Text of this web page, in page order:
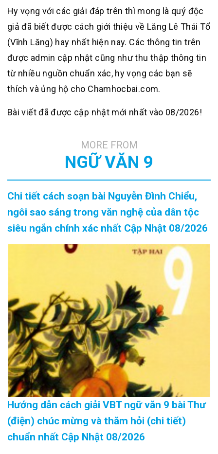
Hy vọng với các giải đáp trên thì mong là quý độc
giả đã biết được cách giới thiệu về Lăng Lê Thái Tổ
(Vĩnh Lăng) hay nhất hiện nay. Các thông tin trên
được admin cập nhật cũng như thu thập thông tin
từ nhiều nguồn chuẩn xác, hy vọng các bạn sẽ
thích và ủng hộ cho Chamhocbai.com.
Bài viết đã được cập nhật mới nhất vào 08/2026!
MORE FROM
NGỮ VĂN 9
Chi tiết cách soạn bài Nguyễn Đình Chiểu,
ngôi sao sáng trong văn nghệ của dân tộc
siêu ngắn chính xác nhất Cập Nhật 08/2026
Hướng dẫn cách giải VBT ngữ văn 9 bài Thư
(điện) chúc mừng và thăm hỏi (chi tiết)
chuẩn nhất Cập Nhật 08/2026